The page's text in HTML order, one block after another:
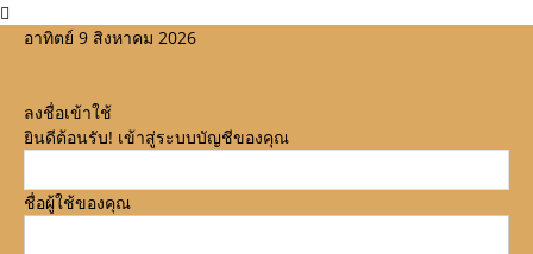
อาทิตย์ 9 สิงหาคม 2026
ลงชื่อเข้าใช้
ยินดีต้อนรับ! เข้าสู่ระบบบัญชีของคุณ
ชื่อผู้ใช้ของคุณ